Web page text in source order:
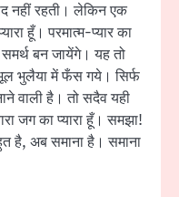
नहीं रहती। लेकिन एक
हूँ। परमात्म-प्यार का
बन जायेंगे। यह तो
भुलैया में फँस गये। सिर्फ
वाली है। तो सदैव यही
जग का प्यारा हूँ। समझा!
है, अब समाना है। समाना